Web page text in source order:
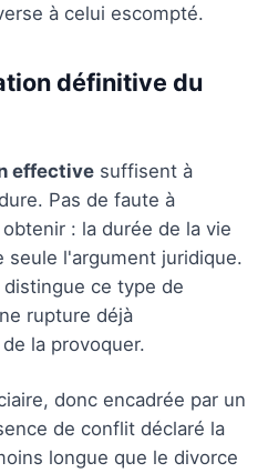
à celui escompté.
définitive du
effective suffisent à
Pas de faute à
: la durée de la vie
seule l'argument juridique.
ce type de
rupture déjà
la provoquer.
donc encadrée par un
de conflit déclaré la
longue que le divorce